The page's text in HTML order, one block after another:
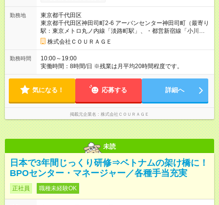
【試用期間】試用期間あり 試用期間の長さ：6ヶ月 雇用形態、
勤務地
東京都千代田区
東京都千代田区神田司町2-6 アーバンセンター神田司町（最寄り
駅：東京メトロ丸ノ内線「淡路町駅」、・都営新宿線「小川町
駅」など）
株式会社ＣＯＵＲＡＧＥ
勤務時間
10:00～19:00
実働時間：8時間/日 ※残業は月平均20時間程度です。
気になる！ 応募する 詳細へ
掲載元企業名 株式会社ＣＯＵＲＡＧＥ
未読
日本で3年間じっくり研修⇒ベトナムの架け橋に！
BPOセンター・マネージャー／各種手当充実
正社員 職種未経験OK